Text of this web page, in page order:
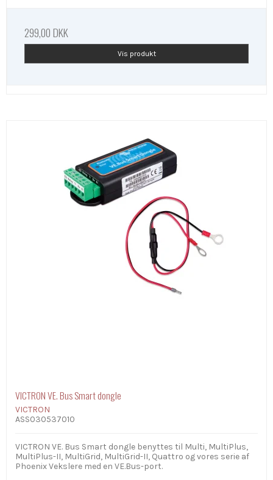
299,00 DKK
Vis produkt
VICTRON VE. Bus Smart dongle
VICTRON
ASS030537010
VICTRON VE. Bus Smart dongle benyttes til Multi, MultiPlus,
MultiPlus-II, MultiGrid, MultiGrid-II, Quattro og vores serie af
Phoenix Vekslere med en VE.Bus-port.